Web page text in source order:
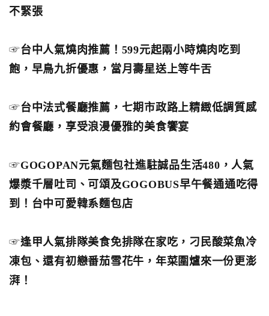
不緊張
☞台中人氣燒肉推薦！599元起兩小時燒肉吃到
飽，早鳥九折優惠，當月壽星送上等牛舌
☞台中法式餐廳推薦，七期市政路上精緻低調質感
約會餐廳，享受浪漫優雅的美食饗宴
☞GOGOPAN元氣麵包社進駐誠品生活480，人氣
爆漿千層吐司、可頌及GOGOBUS早午餐通通吃得
到！台中可愛韓系麵包店
☞逢甲人氣排隊美食免排隊在家吃，刁民酸菜魚冷
凍包、還有初戀番茄雪花牛，年菜圍爐來一份更澎
湃！